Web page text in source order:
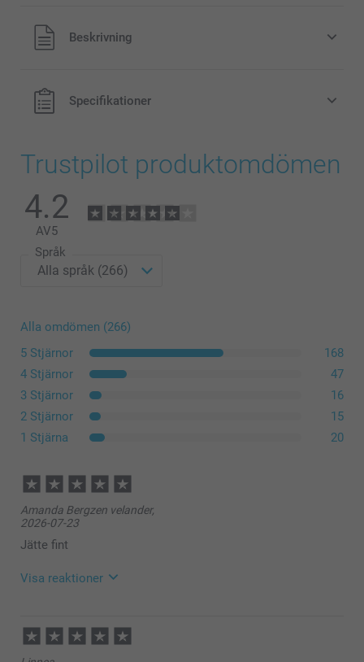
Alla priser är i svenska kronor (SEK), inklusive moms och
exklusive porto.
Beskrivning
Specifikationer
Trustpilot produktomdömen
4.2
AV5
Språk
Alla omdömen (266)
5 Stjärnor
168
4 Stjärnor
47
3 Stjärnor
16
2 Stjärnor
15
1 Stjärna
20
Amanda Bergzen velander,
2026-07-23
Jätte fint
Visa reaktioner
11:52
Hej Amanda,